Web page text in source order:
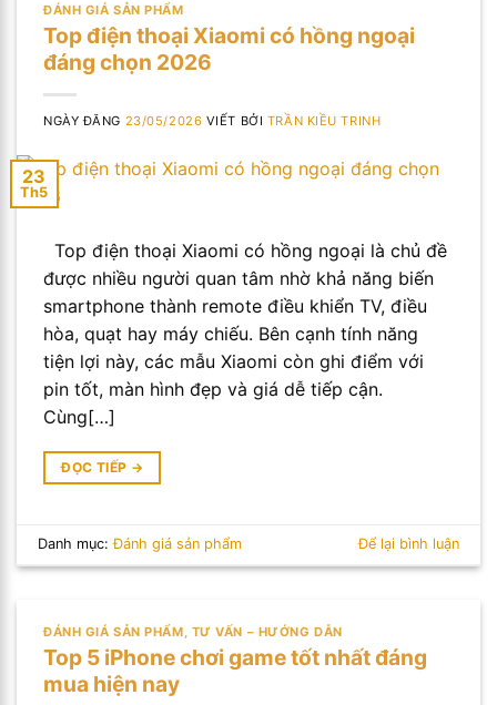
ĐÁNH GIÁ SẢN PHẨM
Top điện thoại Xiaomi có hồng ngoại
đáng chọn 2026
NGÀY ĐĂNG 23/05/2026 VIẾT BỞI TRẦN KIỀU TRINH
23
Th5
Top điện thoại Xiaomi có hồng ngoại là chủ đề
được nhiều người quan tâm nhờ khả năng biến
smartphone thành remote điều khiển TV, điều
hòa, quạt hay máy chiếu. Bên cạnh tính năng
tiện lợi này, các mẫu Xiaomi còn ghi điểm với
pin tốt, màn hình đẹp và giá dễ tiếp cận.
Cùng[…]
ĐỌC TIẾP →
Danh mục:Đánh giá sản phẩm Để lại bình luận
ĐÁNH GIÁ SẢN PHẨM TƯ VẤN – HƯỚNG DẪN
Top 5 iPhone chơi game tốt nhất đáng
mua hiện nay